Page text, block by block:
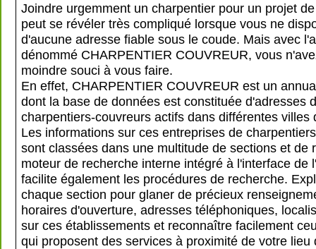
Joindre urgemment un charpentier pour un projet
peut se révéler très compliqué lorsque vous ne
d'aucune adresse fiable sous le coude. Mais avec
dénommé CHARPENTIER COUVREUR, vous
moindre souci à vous faire.
En effet, CHARPENTIER COUVREUR est un
dont la base de données est constituée d'adresses
charpentiers-couvreurs actifs dans différentes villes
Les informations sur ces entreprises de
sont classées dans une multitude de sections et de
moteur de recherche interne intégré à l'interface de
facilite également les procédures de recherche.
chaque section pour glaner de précieux
horaires d'ouverture, adresses téléphoniques,
sur ces établissements et reconnaître facilement
qui proposent des services à proximité de votre lieu